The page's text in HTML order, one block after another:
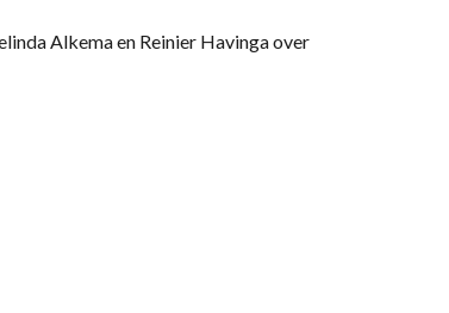
Alkema en Reinier Havinga over